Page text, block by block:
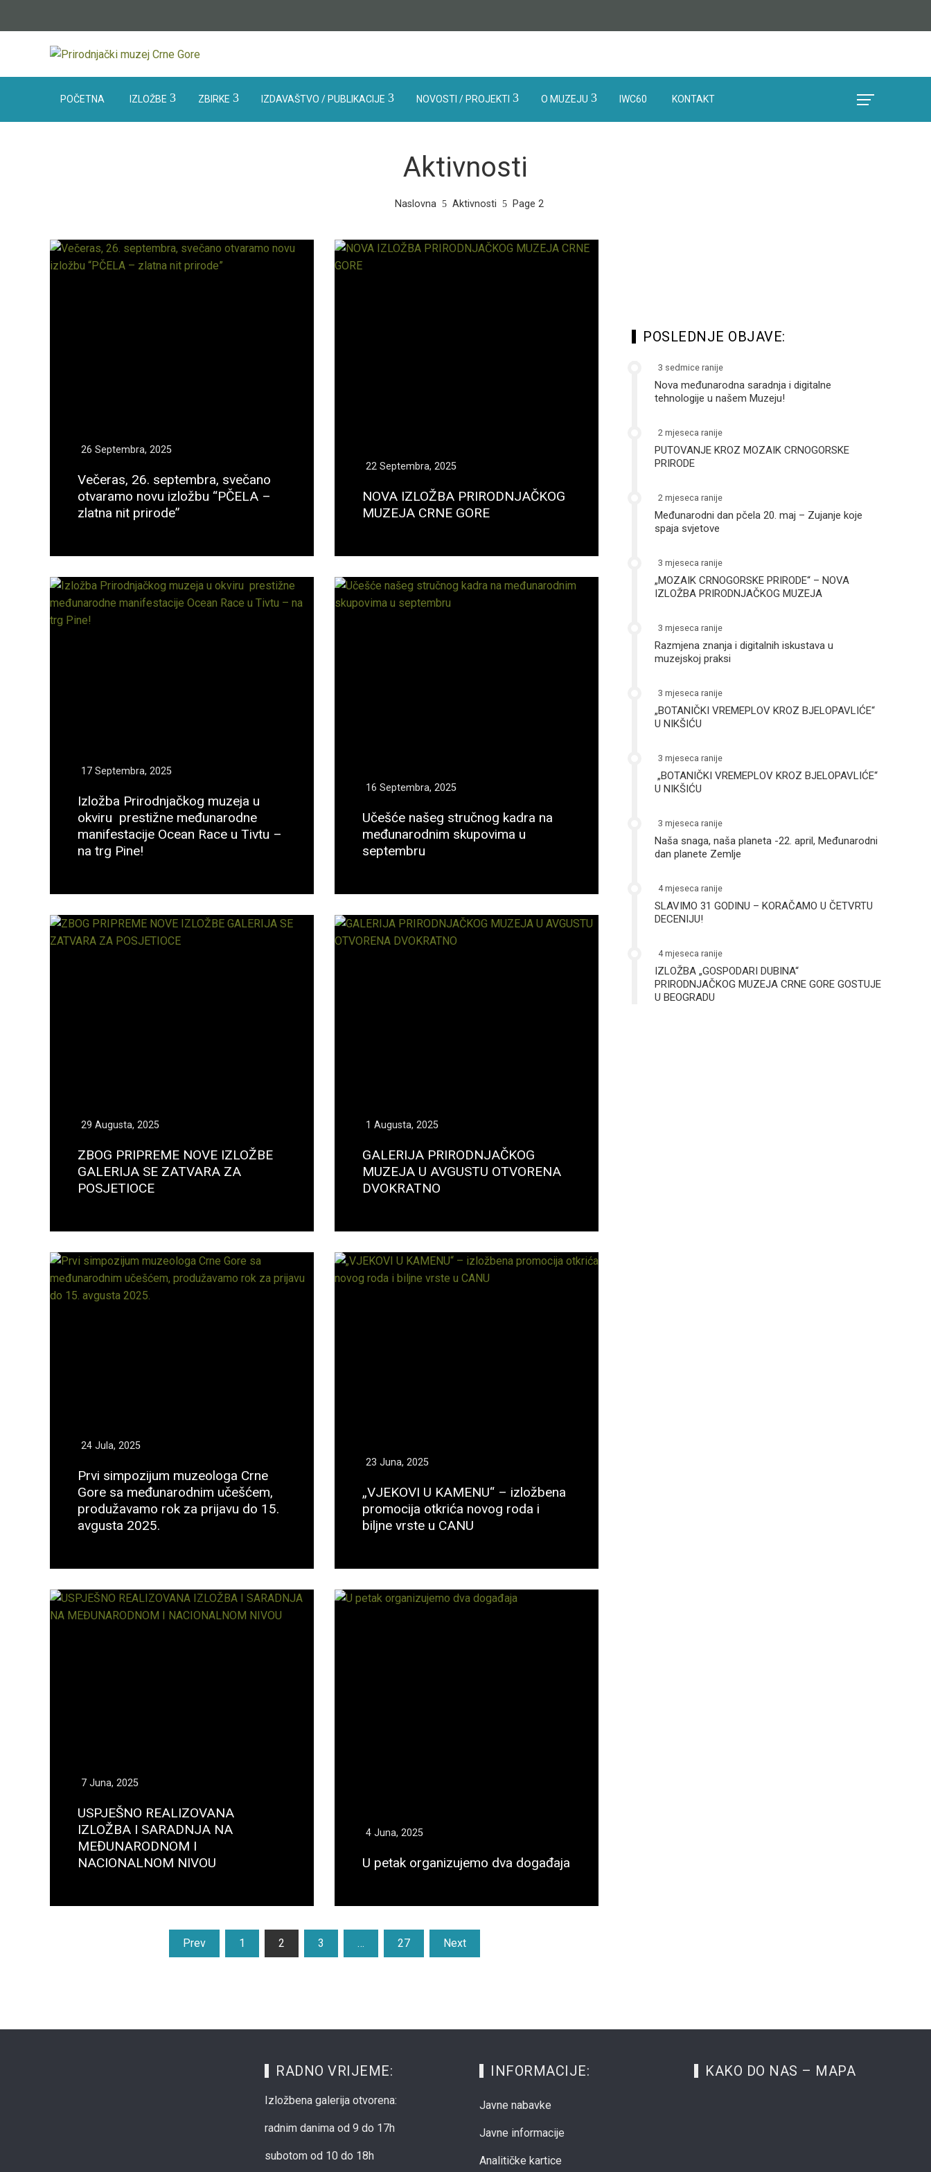
POČETNA IZLOŽBE ZBIRKE IZDAVAŠTVO / PUBLIKACIJE NOVOSTI / PROJEKTI O MUZEJU IWC60 KONTAKT
Aktivnosti
Naslovna Aktivnosti Page 2
26 Septembra, 2025
Večeras, 26. septembra, svečano
otvaramo novu izložbu “PČELA –
zlatna nit prirode”
22 Septembra, 2025
NOVA IZLOŽBA PRIRODNJAČKOG
MUZEJA CRNE GORE
17 Septembra, 2025
Izložba Prirodnjačkog muzeja u
okviru prestižne međunarodne
manifestacije Ocean Race u Tivtu –
na trg Pine!
16 Septembra, 2025
Učešće našeg stručnog kadra na
međunarodnim skupovima u
septembru
29 Augusta, 2025
ZBOG PRIPREME NOVE IZLOŽBE
GALERIJA SE ZATVARA ZA
POSJETIOCE
1 Augusta, 2025
GALERIJA PRIRODNJAČKOG
MUZEJA U AVGUSTU OTVORENA
DVOKRATNO
24 Jula, 2025
Prvi simpozijum muzeologa Crne
Gore sa međunarodnim učešćem,
produžavamo rok za prijavu do 15.
avgusta 2025.
23 Juna, 2025
„VJEKOVI U KAMENU“ – izložbena
promocija otkrića novog roda i
biljne vrste u CANU
7 Juna, 2025
USPJEŠNO REALIZOVANA
IZLOŽBA I SARADNJA NA
MEĐUNARODNOM I
NACIONALNOM NIVOU
4 Juna, 2025
U petak organizujemo dva događaja
Prev 1 2 3 … 27 Next
POSLEDNJE OBJAVE:
3 sedmice ranije
Nova međunarodna saradnja i digitalne
tehnologije u našem Muzeju!
2 mjeseca ranije
PUTOVANJE KROZ MOZAIK CRNOGORSKE
PRIRODE
2 mjeseca ranije
Međunarodni dan pčela 20. maj – Zujanje koje
spaja svjetove
3 mjeseca ranije
„MOZAIK CRNOGORSKE PRIRODE“ – NOVA
IZLOŽBA PRIRODNJAČKOG MUZEJA
3 mjeseca ranije
Razmjena znanja i digitalnih iskustava u
muzejskoj praksi
3 mjeseca ranije
„BOTANIČKI VREMEPLOV KROZ BJELOPAVLIĆE“
U NIKŠIĆU
3 mjeseca ranije
„BOTANIČKI VREMEPLOV KROZ BJELOPAVLIĆE“
U NIKŠIĆU
3 mjeseca ranije
Naša snaga, naša planeta -22. april, Međunarodni
dan planete Zemlje
4 mjeseca ranije
SLAVIMO 31 GODINU – KORAČAMO U ČETVRTU
DECENIJU!
4 mjeseca ranije
IZLOŽBA „GOSPODARI DUBINA“
PRIRODNJAČKOG MUZEJA CRNE GORE GOSTUJE
U BEOGRADU
RADNO VRIJEME:
Izložbena galerija otvorena:
radnim danima od 9 do 17h
subotom od 10 do 18h
INFORMACIJE:
Javne nabavke
Javne informacije
Analitičke kartice
KAKO DO NAS – MAPA